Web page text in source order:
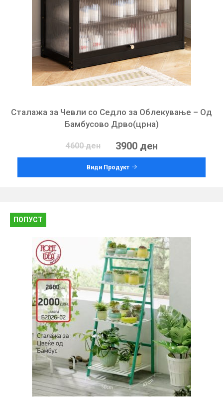
Сталажа за Чевли со Седло за Облекување – Од
Бамбусово Дрво(црна)
4600 ден 3900 ден
Види Продукт
ПОПУСТ